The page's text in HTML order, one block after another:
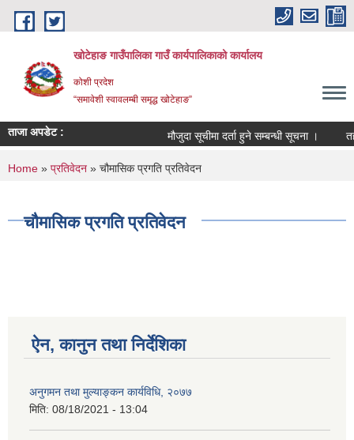
Skip to main content
खोटेहाङ गाउँपालिका गाउँ कार्यपालिकाको कार्यालय
कोशी प्रदेश
“समावेशी स्वावलम्बी समृद्ध खोटेहाङ”
ताजा अपडेट : मौजुदा सूचीमा दर्ता हुने सम्बन्धी सूचना । तह
You are here
Home » प्रतिवेदन » चौमासिक प्रगति प्रतिवेदन
चौमासिक प्रगति प्रतिवेदन
ऐन, कानुन तथा निर्देशिका
अनुगमन तथा मुल्याङ्कन कार्यविधि, २०७७
मिति: 08/18/2021 - 13:04